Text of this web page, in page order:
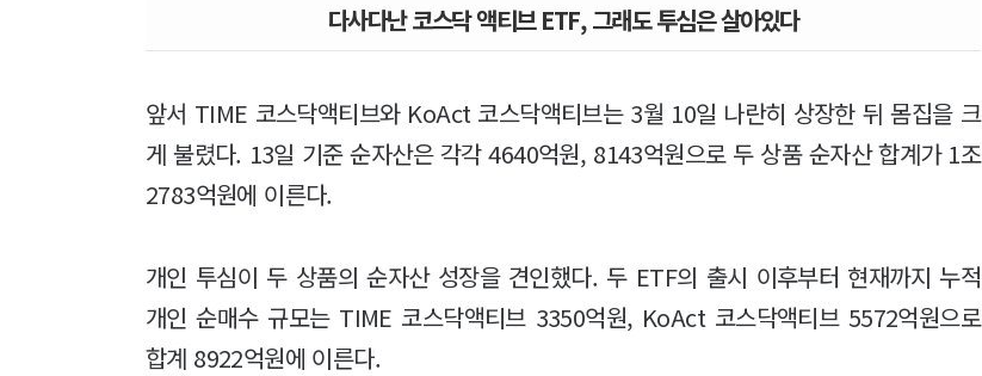
다사다난 코스닥 액티브 ETF, 그래도 투심은 살아있다
앞서 TIME 코스닥액티브와 KoAct 코스닥액티브는 3월 10일 나란히 상장한 뒤 몸집을 크
게 불렸다. 13일 기준 순자산은 각각 4640억원, 8143억원으로 두 상품 순자산 합계가 1조
2783억원에 이른다.
개인 투심이 두 상품의 순자산 성장을 견인했다. 두 ETF의 출시 이후부터 현재까지 누적
개인 순매수 규모는 TIME 코스닥액티브 3350억원, KoAct 코스닥액티브 5572억원으로
합계 8922억원에 이른다.